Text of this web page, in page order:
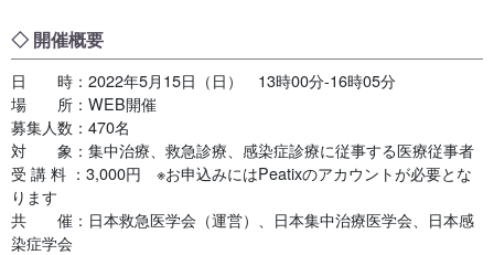
◇ 開催概要
日 時：2022年5月15日（日） 13時00分-16時05分
場 所：WEB開催
募集人数：470名
対 象：集中治療、救急診療、感染症診療に従事する医療従事者
受 講 料 ：3,000円 ※お申込みにはPeatixのアカウントが必要とな
ります
共 催：日本救急医学会（運営）、日本集中治療医学会、日本感
染症学会